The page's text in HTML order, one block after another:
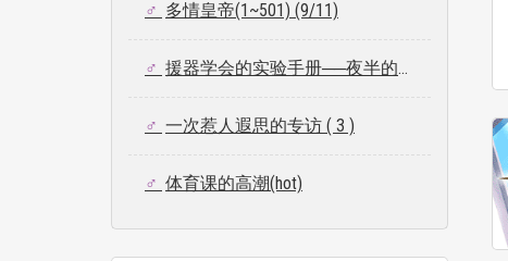
多情皇帝(1~501) (9/11)
援器学会的实验手册──夜半的破戒者
一次惹人遐思的专访 ( 3 )
体育课的高潮(hot)